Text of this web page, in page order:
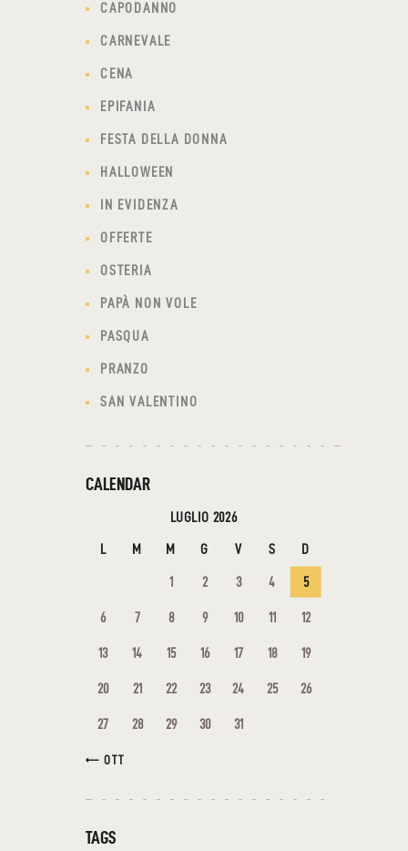
CAPODANNO
CARNEVALE
CENA
EPIFANIA
FESTA DELLA DONNA
HALLOWEEN
IN EVIDENZA
OFFERTE
OSTERIA
PAPÀ NON VOLE
PASQUA
PRANZO
SAN VALENTINO
CALENDAR
LUGLIO 2026
L M M G V S D
1 2 3 4 5
6 7 8 9 10 11 12
13 14 15 16 17 18 19
20 21 22 23 24 25 26
27 28 29 30 31
« OTT
TAGS